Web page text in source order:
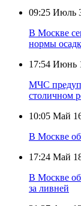
09:25 Июль
В Москве
нормы
17:54 Июнь
МЧС
столичном
10:05 Май
В Москве
17:24 Май
В Москве
за ливней